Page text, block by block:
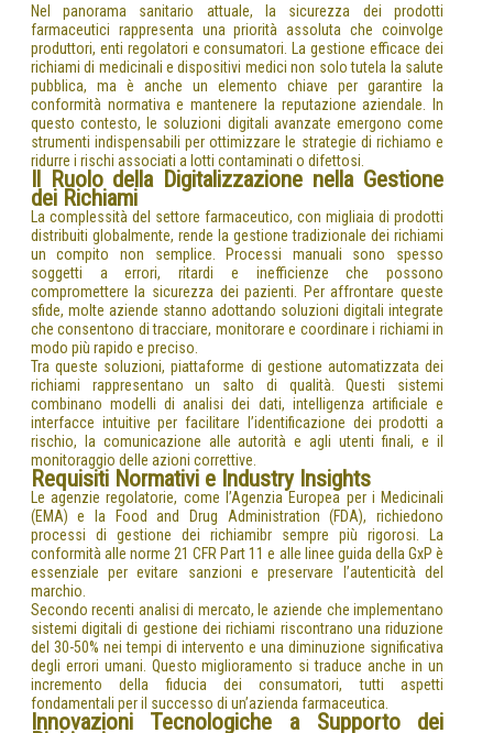
Nel panorama sanitario attuale, la sicurezza dei prodotti
farmaceutici rappresenta una priorità assoluta che coinvolge
produttori, enti regolatori e consumatori. La gestione efficace dei
richiami di medicinali e dispositivi medici non solo tutela la salute
pubblica, ma è anche un elemento chiave per garantire la
conformità normativa e mantenere la reputazione aziendale. In
questo contesto, le soluzioni digitali avanzate emergono come
strumenti indispensabili per ottimizzare le strategie di richiamo e
ridurre i rischi associati a lotti contaminati o difettosi.
Il Ruolo della Digitalizzazione nella Gestione
dei Richiami
La complessità del settore farmaceutico, con migliaia di prodotti
distribuiti globalmente, rende la gestione tradizionale dei richiami
un compito non semplice. Processi manuali sono spesso
soggetti a errori, ritardi e inefficienze che possono
compromettere la sicurezza dei pazienti. Per affrontare queste
sfide, molte aziende stanno adottando soluzioni digitali integrate
che consentono di tracciare, monitorare e coordinare i richiami in
modo più rapido e preciso.
Tra queste soluzioni, piattaforme di gestione automatizzata dei
richiami rappresentano un salto di qualità. Questi sistemi
combinano modelli di analisi dei dati, intelligenza artificiale e
interfacce intuitive per facilitare l’identificazione dei prodotti a
rischio, la comunicazione alle autorità e agli utenti finali, e il
monitoraggio delle azioni correttive.
Requisiti Normativi e Industry Insights
Le agenzie regolatorie, come l’Agenzia Europea per i Medicinali
(EMA) e la Food and Drug Administration (FDA), richiedono
processi di gestione dei richiamibr sempre più rigorosi. La
conformità alle norme 21 CFR Part 11 e alle linee guida della GxP è
essenziale per evitare sanzioni e preservare l’autenticità del
marchio.
Secondo recenti analisi di mercato, le aziende che implementano
sistemi digitali di gestione dei richiami riscontrano una riduzione
del 30-50% nei tempi di intervento e una diminuzione significativa
degli errori umani. Questo miglioramento si traduce anche in un
incremento della fiducia dei consumatori, tutti aspetti
fondamentali per il successo di un’azienda farmaceutica.
Innovazioni Tecnologiche a Supporto dei